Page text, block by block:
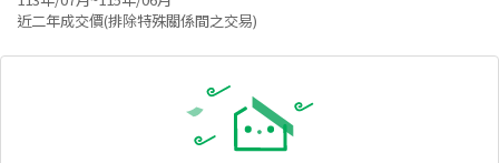
近二年成交價(排除特殊關係間之交易)